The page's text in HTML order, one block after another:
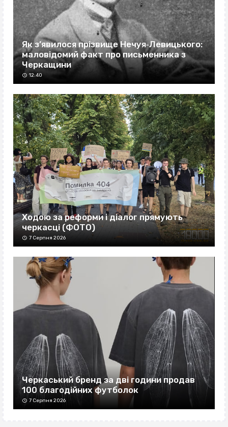
Як з’явилося прізвище Нечуя‐Левицького:
маловідомий факт про письменника з
Черкащини
12:40
Ходою за реформи і діалог прямують
черкасці (ФОТО)
7 Серпня 2026
Черкаський бренд за дві години продав
100 благодійних футболок
7 Серпня 2026